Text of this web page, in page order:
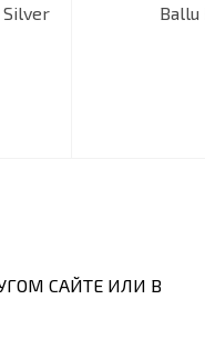
Silver Ballu
САЙТЕ ИЛИ В